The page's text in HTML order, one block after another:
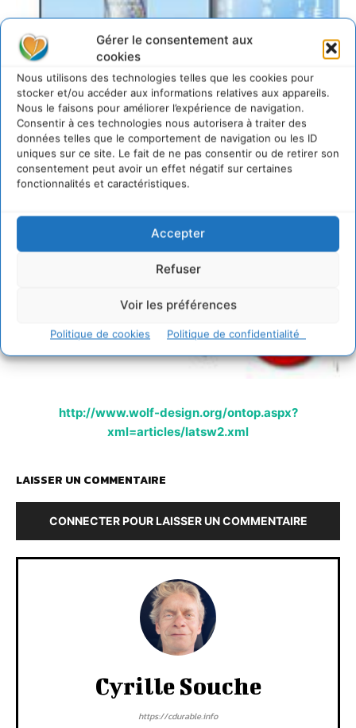
Gérer le consentement aux
cookies
Nous utilisons des technologies telles que les cookies pour
stocker et/ou accéder aux informations relatives aux appareils.
Nous le faisons pour améliorer l’expérience de navigation.
Consentir à ces technologies nous autorisera à traiter des
données telles que le comportement de navigation ou les ID
uniques sur ce site. Le fait de ne pas consentir ou de retirer son
consentement peut avoir un effet négatif sur certaines
fonctionnalités et caractéristiques.
Accepter
Refuser
Voir les préférences
Politique de cookies Politique de confidentialité
http://www.wolf-design.org/ontop.aspx?
xml=articles/latsw2.xml
LAISSER UN COMMENTAIRE
CONNECTER POUR LAISSER UN COMMENTAIRE
Cyrille Souche
https://cdurable.info